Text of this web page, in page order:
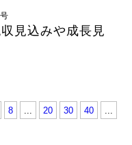
号
見込みや成長見
8 ... 20 30 40
...